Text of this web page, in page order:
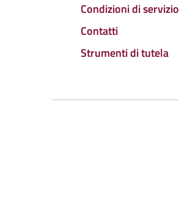
Condizioni di servizio
Contatti
Strumenti di tutela